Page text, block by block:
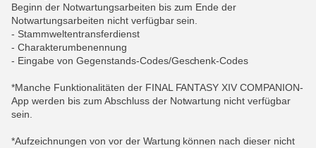
Beginn der Notwartungsarbeiten bis zum Ende der
Notwartungsarbeiten nicht verfügbar sein.
- Stammweltentransferdienst
- Charakterumbenennung
- Eingabe von Gegenstands-Codes/Geschenk-Codes
*Manche Funktionalitäten der FINAL FANTASY XIV COMPANION-
App werden bis zum Abschluss der Notwartung nicht verfügbar
sein.
*Aufzeichnungen von vor der Wartung können nach dieser nicht